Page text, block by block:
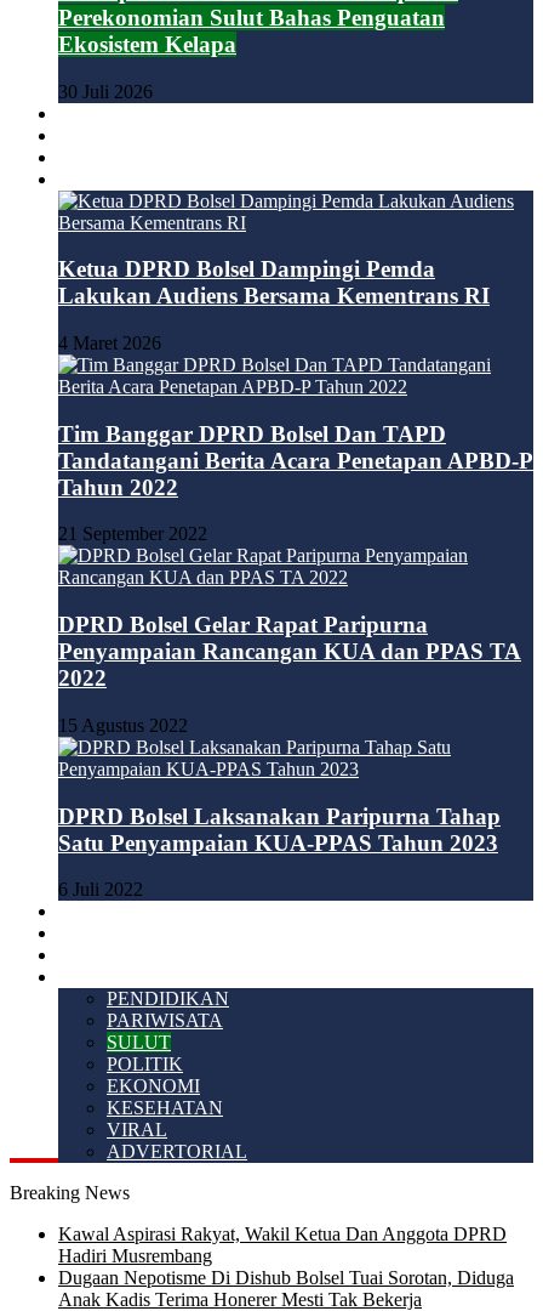
Perekonomian Sulut Bahas Penguatan
Ekosistem Kelapa
30 Juli 2026
Ketua DPRD Bolsel Dampingi Pemda
Lakukan Audiens Bersama Kementrans RI
4 Maret 2026
Tim Banggar DPRD Bolsel Dan TAPD
Tandatangani Berita Acara Penetapan APBD-P
Tahun 2022
21 September 2022
DPRD Bolsel Gelar Rapat Paripurna
Penyampaian Rancangan KUA dan PPAS TA
2022
15 Agustus 2022
DPRD Bolsel Laksanakan Paripurna Tahap
Satu Penyampaian KUA-PPAS Tahun 2023
6 Juli 2022
PENDIDIKAN
PARIWISATA
SULUT
POLITIK
EKONOMI
KESEHATAN
VIRAL
ADVERTORIAL
Breaking News
Kawal Aspirasi Rakyat, Wakil Ketua Dan Anggota DPRD
Hadiri Musrembang
Dugaan Nepotisme Di Dishub Bolsel Tuai Sorotan, Diduga
Anak Kadis Terima Honerer Mesti Tak Bekerja